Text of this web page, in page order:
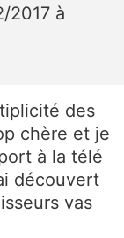
2017 à
des
chère et je
à la télé
découvert
vas